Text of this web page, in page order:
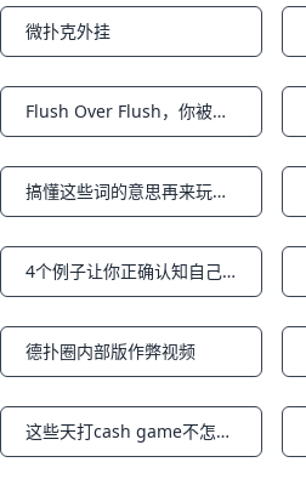
Notifications
微扑克外挂
Notifications Flush Over Flush，你被第二坚果同花坑过吗？
Notifications 搞懂这些词的意思再来玩德扑（新手必读）
Notifications 4个例子让你正确认知自己的牌桌形象之例3
Notifications
德扑圈内部版作弊视频
Notifications 这些天打cash game不怎么在状态